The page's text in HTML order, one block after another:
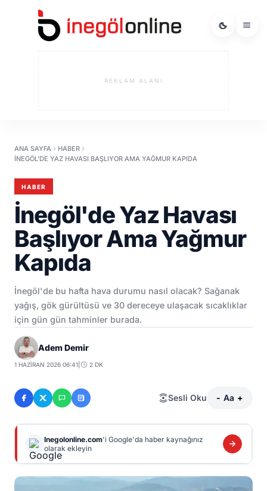
REKLAM ALANI
ANA SAYFA
HABER
İNEGÖL'DE YAZ HAVASI BAŞLIYOR AMA YAĞMUR KAPIDA
HABER
İnegöl'de Yaz Havası
Başlıyor Ama Yağmur
Kapıda
İnegöl'de bu hafta hava durumu nasıl olacak? Sağanak
yağış, gök gürültüsü ve 30 dereceye ulaşacak sıcaklıklar
için gün gün tahminler burada.
Adem Demir
1 HAZIRAN 2026 06:41 2 DK
Sesli Oku - Aa +
Inegolonline.com'i Google'da haber kaynağınız
olarak ekleyin